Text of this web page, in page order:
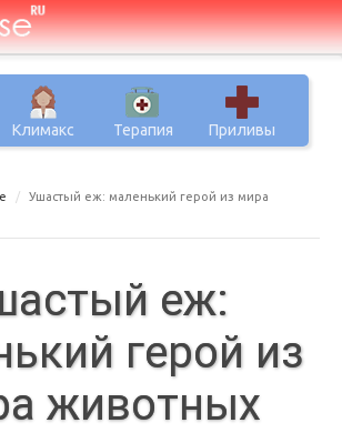
Климакс Терапия Приливы
Ушастый еж: маленький герой из мира
еж:
герой из
животных